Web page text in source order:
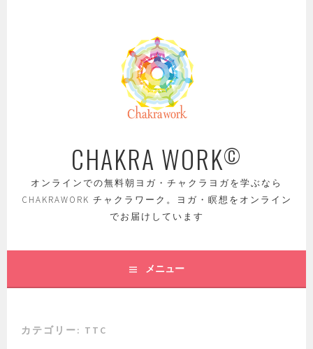
CHAKRA WORK©
オンラインでの無料朝ヨガ・チャクラヨガを学ぶなら
CHAKRAWORK チャクラワーク。ヨガ・瞑想をオンライン
でお届けしています
メニュー
カテゴリー: TTC